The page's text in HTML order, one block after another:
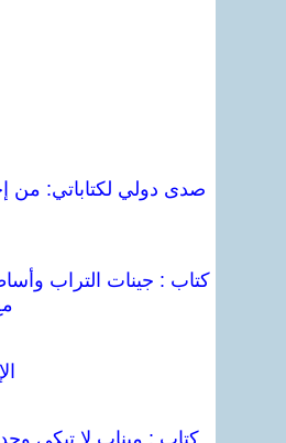
كتاب : جينات التراب
كتاب : ميناب لا تبكي